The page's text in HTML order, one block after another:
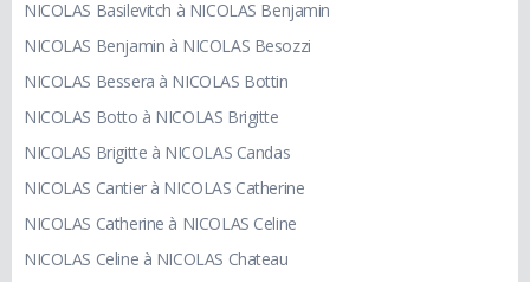
NICOLAS Basilevitch à NICOLAS Benjamin
NICOLAS Benjamin à NICOLAS Besozzi
NICOLAS Bessera à NICOLAS Bottin
NICOLAS Botto à NICOLAS Brigitte
NICOLAS Brigitte à NICOLAS Candas
NICOLAS Cantier à NICOLAS Catherine
NICOLAS Catherine à NICOLAS Celine
NICOLAS Celine à NICOLAS Chateau